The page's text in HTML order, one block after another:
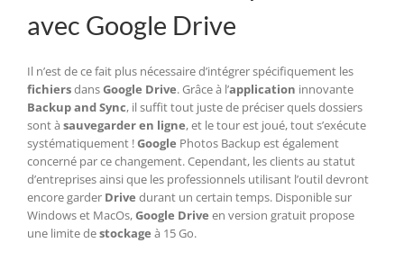
avec Google Drive
Il n’est de ce fait plus nécessaire d’intégrer spécifiquement les
fichiersdansGoogle Drive. Grâce à l’application innovante
Backup and Sync, il suffit tout juste de préciser quels dossiers
sont à sauvegarder en ligne, et le tour est joué, tout s’exécute
systématiquement !Google Photos Backup est également
concerné par ce changement. Cependant, les clients au statut
d’entreprises ainsi que les professionnels utilisant l’outil devront
encore garder Drive durant un certain temps. Disponible sur
Windows et MacOs,Google Drive en version gratuit propose
une limite destockage à 15 Go.